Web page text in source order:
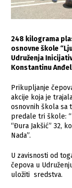
248 kilograma
osnovne škole
Udruženja
Konstantinu
Prikupljanje
akcije koja je
osnovnih škola sa
predale tri škole:
“Đura Jakšić” 32,
Nada”.
U zavisnosti od
čepova u
uložiti sredstva.